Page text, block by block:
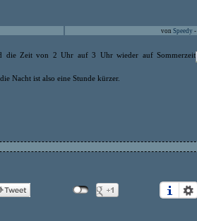
von Speedy -
die Zeit von 2 Uhr auf 3 Uhr wieder auf Sommerzeit
Nacht ist also eine Stunde kürzer.